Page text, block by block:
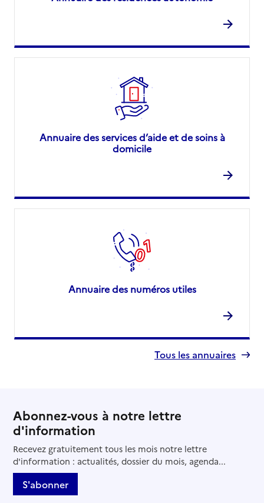
Annuaire des services d’aide et de soins à
domicile
Annuaire des numéros utiles
Tous les annuaires
Abonnez-vous à notre lettre
d'information
Recevez gratuitement tous les mois notre lettre
d'information : actualités, dossier du mois, agenda...
S'abonner